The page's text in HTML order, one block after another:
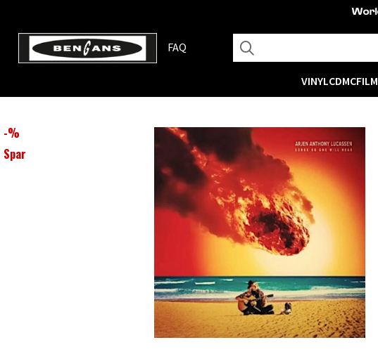
FAQ
VINYLCDMCFILM
-%
Spar